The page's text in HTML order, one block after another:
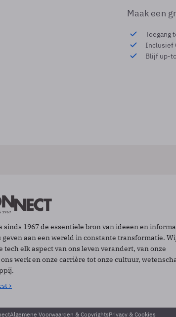
Maak een
Toegang
Inclusief
Blijf up-
sinds 1967 de essentiële bron van ideeën en
geven aan een wereld in constante transformatie.
tech elk aspect van ons leven verandert, van onze
werk en onze carrière tot onze cultuur,
>
Algemene Voorwaarden & CopyrightsPrivacy & Cookies